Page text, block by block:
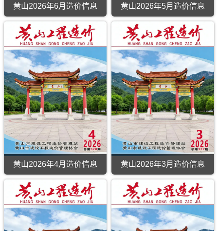
黄山2026年6月造价信息
黄
山
6
价
信
息
(黄
山
工
程
造
价)，
黄
市
设
工
价
信
黄山2026年5月造价信息
黄山2026年4月造价信息 黄山2026年3月造价信息